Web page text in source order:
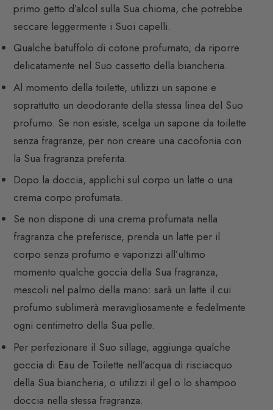
primo getto d’alcol sulla Sua chioma, che potrebbe
seccare leggermente i Suoi capelli.
Qualche batuffolo di cotone profumato, da riporre
delicatamente nel Suo cassetto della biancheria.
Al momento della toilette, utilizzi un sapone e
soprattutto un deodorante della stessa linea del Suo
profumo. Se non esiste, scelga un sapone da toilette
senza fragranze, per non creare una cacofonia con
la Sua fragranza preferita.
Dopo la doccia, applichi sul corpo un latte o una
crema corpo profumata.
Se non dispone di una crema profumata nella
fragranza che preferisce, prenda un latte per il
corpo senza profumo e vaporizzi all’ultimo
momento qualche goccia della Sua fragranza,
mescoli nel palmo della mano: sarà un latte il cui
profumo sublimerà meravigliosamente e fedelmente
ogni centimetro della Sua pelle.
Per perfezionare il Suo sillage, aggiunga qualche
goccia di Eau de Toilette nell’acqua di risciacquo
della Sua biancheria, o utilizzi il gel o lo shampoo
doccia nella stessa fragranza.